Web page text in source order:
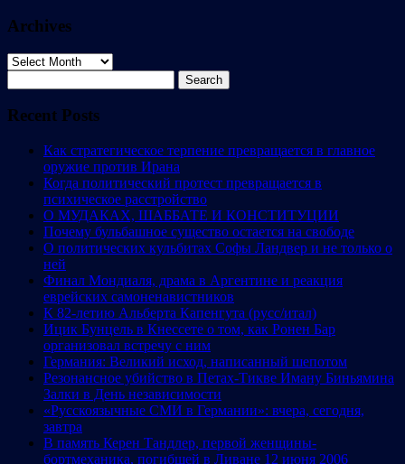
Archives
Archives
for:
Recent Posts
Как стратегическое терпение превращается в главное
оружие против Ирана
Когда политический протест превращается в
психическое расстройство
О МУДАКАХ, ШАББАТЕ И КОНСТИТУЦИИ
Почему бульбашное существо остается на свободе
О политических кульбитах Софы Ландвер и не только о
ней
Финал Мондиаля, драма в Аргентине и реакция
еврейских самоненавистников
К 82-летию Альберта Капенгута (русс/итал)
Ицик Бунцель в Кнессете о том, как Ронен Бар
организовал встречу с ним
Германия: Великий исход, написанный шепотом
Резонансное убийство в Петах-Тикве Иману Биньямина
Залки в День независимости
«Русскоязычные СМИ в Германии»: вчера, сегодня,
завтра
В память Керен Тандлер, первой женщины-
бортмеханика, погибшей в Ливане 12 июня 2006